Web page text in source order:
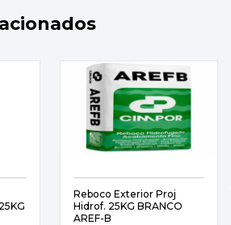
Reboco Exterior Proj
Hidrof. 25KG BRANCO
AREF-B